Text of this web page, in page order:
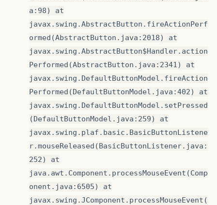
a:98) at
javax.swing.AbstractButton.fireActionPerf
ormed(AbstractButton.java:2018) at
javax.swing.AbstractButton$Handler.action
Performed(AbstractButton.java:2341) at
javax.swing.DefaultButtonModel.fireAction
Performed(DefaultButtonModel.java:402) at
javax.swing.DefaultButtonModel.setPressed
(DefaultButtonModel.java:259) at
javax.swing.plaf.basic.BasicButtonListene
r.mouseReleased(BasicButtonListener.java:
252) at
java.awt.Component.processMouseEvent(Comp
onent.java:6505) at
javax.swing.JComponent.processMouseEvent(